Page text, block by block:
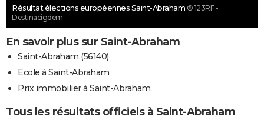
Résultat élections européennes Saint-Abraham © 123RF -
Destinacigdem
En savoir plus sur Saint-Abraham
Saint-Abraham (56140)
Ecole à Saint-Abraham
Prix immobilier à Saint-Abraham
Tous les résultats officiels à Saint-Abraham